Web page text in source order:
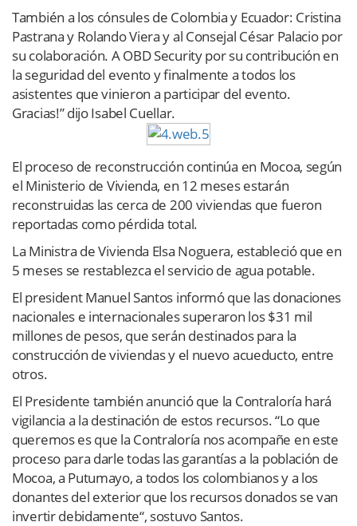
También a los cónsules de Colombia y Ecuador: Cristina
Pastrana y Rolando Viera y al Consejal César Palacio por
su colaboración. A OBD Security por su contribución en
la seguridad del evento y finalmente a todos los
asistentes que vinieron a participar del evento.
Gracias!” dijo Isabel Cuellar.
El proceso de reconstrucción continúa en Mocoa, según
el Ministerio de Vivienda, en 12 meses estarán
reconstruidas las cerca de 200 viviendas que fueron
reportadas como pérdida total.
La Ministra de Vivienda Elsa Noguera, estableció que en
5 meses se restablezca el servicio de agua potable.
El president Manuel Santos informó que las donaciones
nacionales e internacionales superaron los $31 mil
millones de pesos, que serán destinados para la
construcción de viviendas y el nuevo acueducto, entre
otros.
El Presidente también anunció que la Contraloría hará
vigilancia a la destinación de estos recursos. “Lo que
queremos es que la Contraloría nos acompañe en este
proceso para darle todas las garantías a la población de
Mocoa, a Putumayo, a todos los colombianos y a los
donantes del exterior que los recursos donados se van
invertir debidamente“, sostuvo Santos.